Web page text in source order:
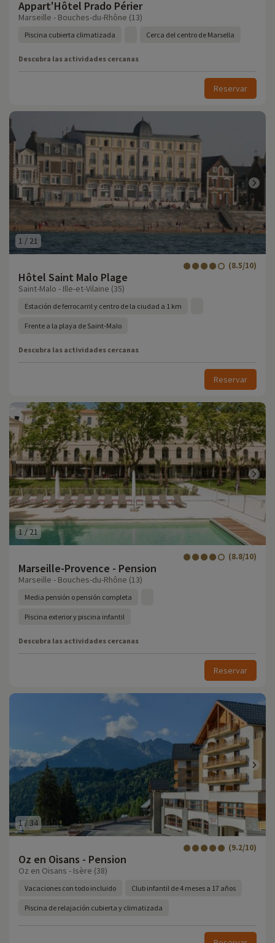
Appart'Hôtel Prado Périer
Marseille - Bouches-du-Rhône (13)
Piscina cubierta climatizada Cerca del centro de Marsella
Descubra las actividades cercanas
Reservar
1 / 21
Hôtel Saint Malo Plage
(8.5/10)
Saint-Malo - Ille-et-Vilaine (35)
Estación de ferrocarril y centro de la ciudad a 1 km
Frente a la playa de Saint-Malo
Descubra las actividades cercanas
Reservar
1 / 21
Marseille-Provence - Pension
(8.8/10)
Marseille - Bouches-du-Rhône (13)
Media pensión o pensión completa
Piscina exterior y piscina infantil
Descubra las actividades cercanas
Reservar
1/34
Oz en Oisans - Pension
(9.2/10)
Oz en Oisans - Isère (38)
Vacaciones con todo incluido Club infantil de 4 meses a 17 años
Piscina de relajación cubierta y climatizada